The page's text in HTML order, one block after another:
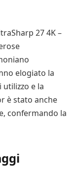
27 4K –
elogiato la
e la
è stato anche
confermando la